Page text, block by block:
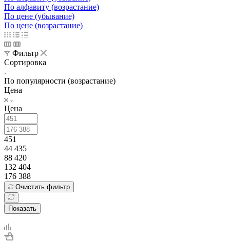
По алфавиту (возрастание)
По цене (убывание)
По цене (возрастание)
Фильтр
Сортировка
По популярности (возрастание)
Цена
Цена
451
44 435
88 420
132 404
176 388
Очистить фильтр
Показать